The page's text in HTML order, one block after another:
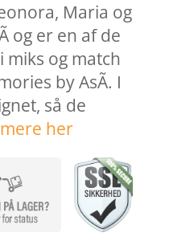
Maria og
og er en af de
miks og match
by AsÃ­. I
så de
her